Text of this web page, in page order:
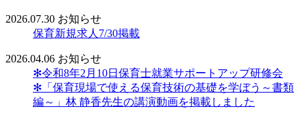
2026.07.30 お知らせ
保育新規求人7/30掲載
2026.04.06 お知らせ
✻令和8年2月10日保育士就業サポートアップ研修会
✻「保育現場で使える保育技術の基礎を学ぼう～書類
編～」林 静香先生の講演動画を掲載しました